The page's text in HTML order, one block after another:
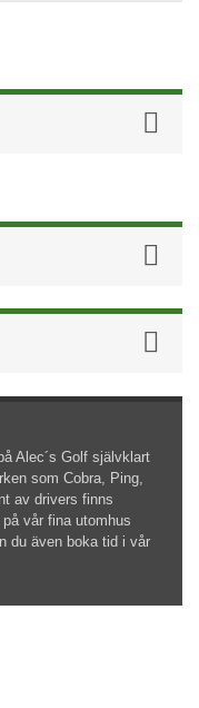
Alec´s Golf självklart
som Cobra, Ping,
av drivers finns
vår fina utomhus
du även boka tid i vår